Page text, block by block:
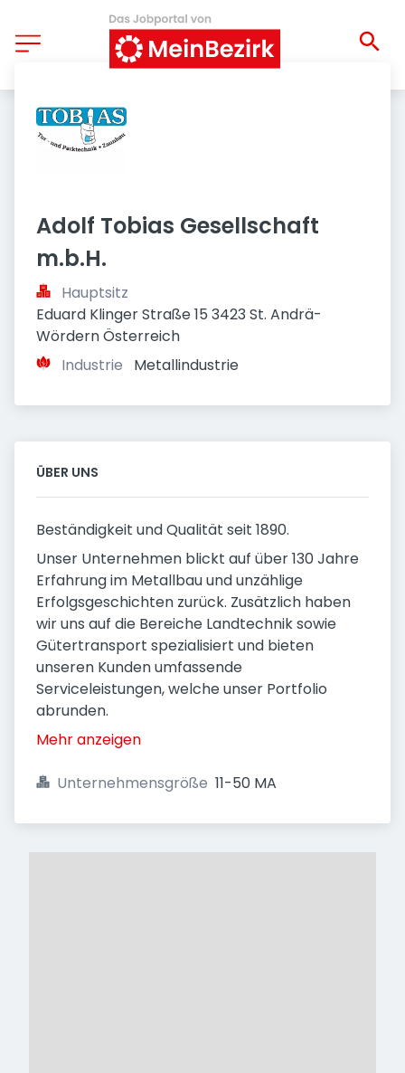
Adolf Tobias Gesellschaft
m.b.H.
Hauptsitz
Eduard Klinger Straße 15 3423 St. Andrä-
Wördern Österreich
Industrie
Metallindustrie
ÜBER UNS
Beständigkeit und Qualität seit 1890.
Unser Unternehmen blickt auf über 130 Jahre
Erfahrung im Metallbau und unzählige
Erfolgsgeschichten zurück. Zusätzlich haben
wir uns auf die Bereiche Landtechnik sowie
Gütertransport spezialisiert und bieten
unseren Kunden umfassende
Serviceleistungen, welche unser Portfolio
abrunden.
Mehr anzeigen
Unternehmensgröße 11-50 MA